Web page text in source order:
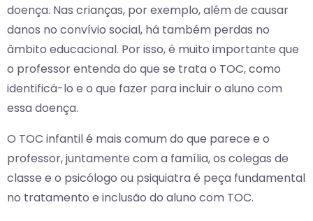
doença. Nas crianças, por exemplo, além de causar
danos no convívio social, há também perdas no
âmbito educacional. Por isso, é muito importante que
o professor entenda do que se trata o TOC, como
identificá-lo e o que fazer para incluir o aluno com
essa doença.
O TOC infantil é mais comum do que parece e o
professor, juntamente com a família, os colegas de
classe e o psicólogo ou psiquiatra é peça fundamental
no tratamento e inclusão do aluno com TOC.